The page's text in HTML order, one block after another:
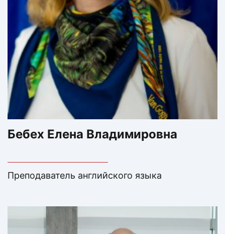
Бебех Елена Владимировна
Преподаватель английского языка